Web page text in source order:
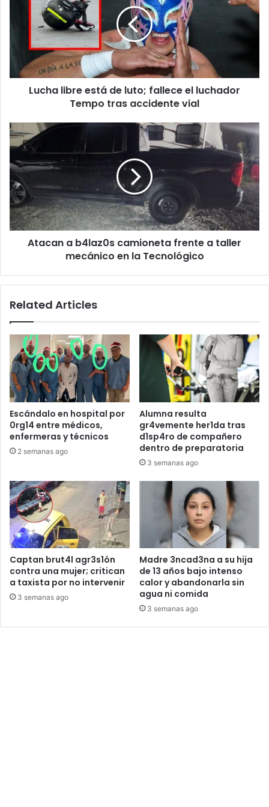
luchador
Tempo
Lucha libre está de luto; fallece el luchador
Tempo tras accidente vial
Atacan
a
b4laz0s
camioneta
frente
a
taller
mecánico
en
Atacan a b4laz0s camioneta frente a taller
mecánico en la Tecnológico
Related Articles
Escándalo en hospital por
0rg14 entre médicos,
enfermeras y técnicos
2 semanas ago
Alumna resulta
gr4vemente her1da tras
d1sp4ro de compañero
dentro de preparatoria
3 semanas ago
Captan brut4l agr3s1ón
contra una mujer; critican
a taxista por no intervenir
3 semanas ago
Madre 3ncad3na a su hija
de 13 años bajo intenso
calor y abandonarla sin
agua ni comida
3 semanas ago